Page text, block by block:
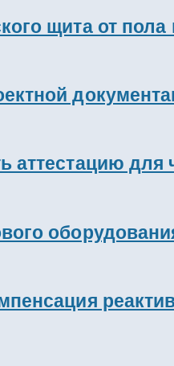
щита от
аттестацию для